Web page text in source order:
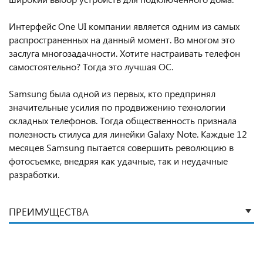
Интерфейс One UI компании является одним из самых
распространенных на данный момент. Во многом это
заслуга многозадачности. Хотите настраивать телефон
самостоятельно? Тогда это лучшая ОС.
Samsung была одной из первых, кто предпринял
значительные усилия по продвижению технологии
складных телефонов. Тогда общественность признала
полезность стилуса для линейки Galaxy Note. Каждые 12
месяцев Samsung пытается совершить революцию в
фотосъемке, внедряя как удачные, так и неудачные
разработки.
ПРЕИМУЩЕСТВА